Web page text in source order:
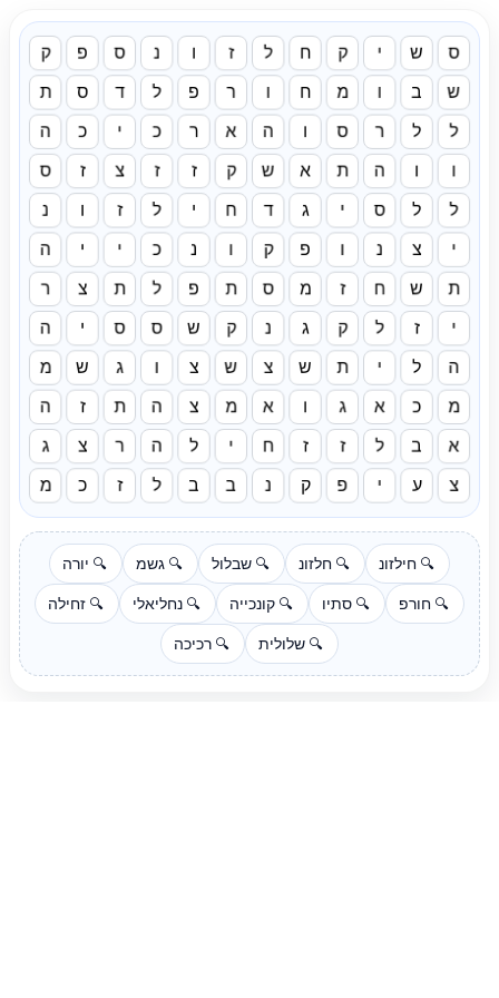
ס ש י ק ח ל ז ו נ ס פ ק
ש ב ו מ ח ו ר פ ל ד ס ת
ל ל ר ס ו ה א ר כ י כ ה
ו ו ה ת א ש ק ז ז צ ז ס
ל ל ס י ג ד ח י ל ז ו נ
י צ נ ו פ ק ו נ כ י י ה
ת ש ח ז מ ס ת פ ל ת צ ר
י ז ל ק ג נ ק ש ס ס י ה
ה ל י ת ש צ ש צ ו ג ש מ
מ כ א ג ו א מ צ ה ת ז ה
א ב ל ז ז ח י ל ה ר צ ג
צ ע י פ ק נ ב ב ל ז כ מ
🔍 חילזונ 🔍 חלזונ 🔍 שבלול 🔍 גשמ 🔍 יורה
🔍 חורפ 🔍 סתיו 🔍 קונכייה 🔍 נחליאלי 🔍 זחילה
🔍 שלולית 🔍 רכיכה